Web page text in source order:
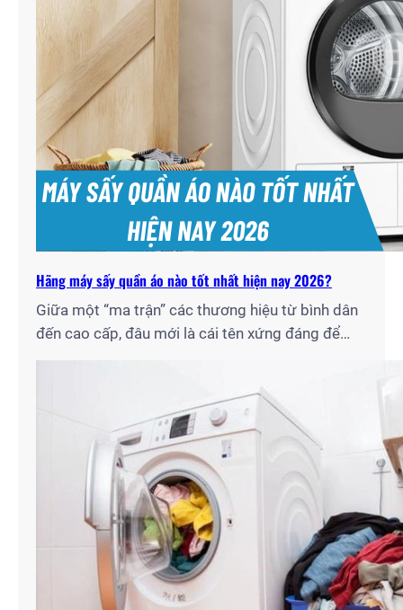
Hãng máy sấy quần áo nào tốt nhất hiện nay 2026?
Giữa một “ma trận” các thương hiệu từ bình dân
đến cao cấp, đâu mới là cái tên xứng đáng để
bạn xuống tiền? Với tư cách là chuyên gia lâu
đặt và bảo trì hàng nghìn chiếc máy sấy cho bà